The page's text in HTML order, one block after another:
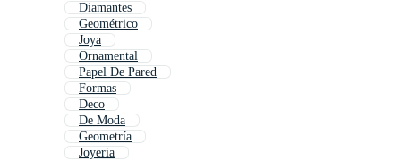
Diamantes
Geométrico
Joya
Ornamental
Papel De Pared
Formas
Deco
De Moda
Geometría
Joyería